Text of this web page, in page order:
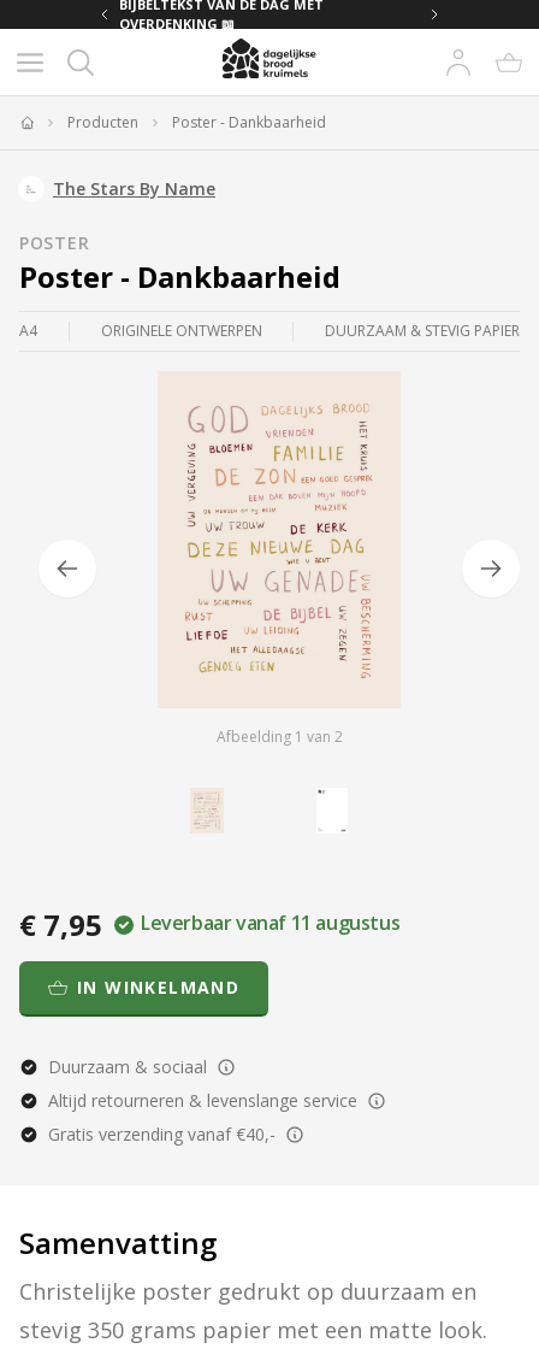
BIJBELTEKST VAN DE DAG MET
OVERDENKING 📖
Producten Poster - Dankbaarheid
The Stars By Name
POSTER
Poster - Dankbaarheid
A4 ORIGINELE ONTWERPEN DUURZAAM & STEVIG PAPIER
Afbeelding 1 van 2
€ 7,95 Leverbaar vanaf 11 augustus
IN WINKELMAND
Duurzaam & sociaal
Altijd retourneren & levenslange service
Gratis verzending vanaf €40,-
Samenvatting
Christelijke poster gedrukt op duurzaam en
stevig 350 grams papier met een matte look.